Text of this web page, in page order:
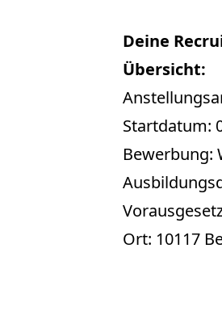
Deine
Übersicht:
Startdatum:
Bewerbung:
Ort: 10117